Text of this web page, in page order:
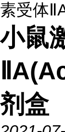
素受体
小鼠
剂盒